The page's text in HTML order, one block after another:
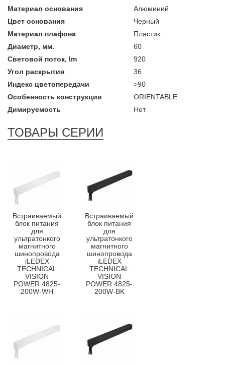
Материал основания
Алюминий
Цвет основания
Черный
Материал плафона
Пластик
Диаметр, мм.
60
Световой поток, lm
920
Угол раскрытия
36
Индекс цветопередачи
>90
Особенность конструкции
ORIENTABLE
Димируемость
Нет
ТОВАРЫ СЕРИИ
Встраиваемый
блок питания
для
ультратонкого
магнитного
шинопровода
iLEDEX
TECHNICAL
VISION
POWER 4825-
200W-WH
Встраиваемый
блок питания
для
ультратонкого
магнитного
шинопровода
iLEDEX
TECHNICAL
VISION
POWER 4825-
200W-BK